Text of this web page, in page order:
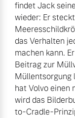
findet Jack
wieder: Er
das Verhalten
machen kann.
Beitrag zur
Müllentsorgung
hat Volvo einen
wird das
to-Cradle-